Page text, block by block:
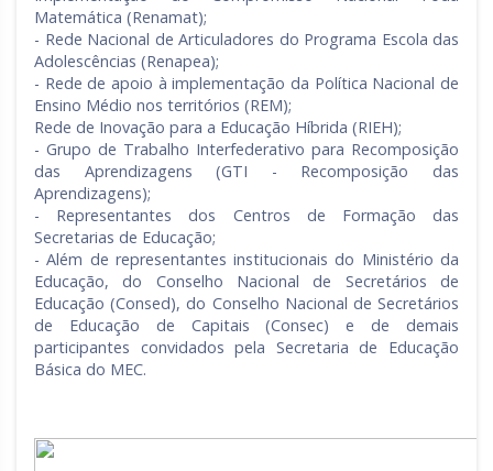
Matemática (Renamat);
- Rede Nacional de Articuladores do Programa Escola das
Adolescências (Renapea);
- Rede de apoio à implementação da Política Nacional de
Ensino Médio nos territórios (REM);
Rede de Inovação para a Educação Híbrida (RIEH);
- Grupo de Trabalho Interfederativo para Recomposição
das Aprendizagens (GTI - Recomposição das
Aprendizagens);
- Representantes dos Centros de Formação das
Secretarias de Educação;
- Além de representantes institucionais do Ministério da
Educação, do Conselho Nacional de Secretários de
Educação (Consed), do Conselho Nacional de Secretários
de Educação de Capitais (Consec) e de demais
participantes convidados pela Secretaria de Educação
Básica do MEC.